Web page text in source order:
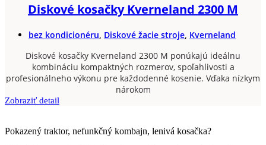
Diskové kosačky Kverneland 2300 M
bez kondicionéru, Diskové žacie stroje, Kverneland
Diskové kosačky Kverneland 2300 M ponúkajú ideálnu
kombináciu kompaktných rozmerov, spoľahlivosti a
profesionálneho výkonu pre každodenné kosenie. Vďaka nízkym
nárokom
Zobraziť detail
Pokazený traktor, nefunkčný kombajn, lenivá kosačka?